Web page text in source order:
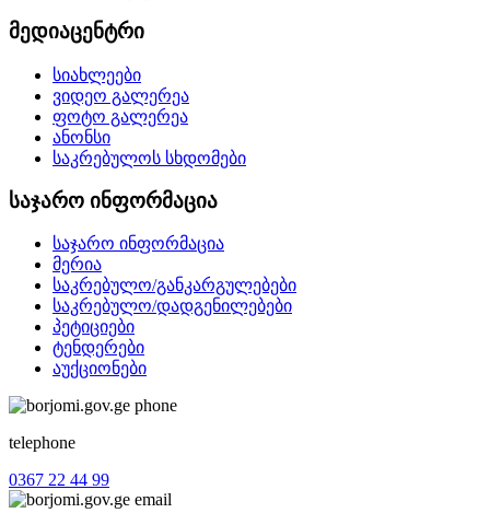
მედიაცენტრი
სიახლეები
ვიდეო გალერეა
ფოტო გალერეა
ანონსი
საკრებულოს სხდომები
საჯარო ინფორმაცია
საჯარო ინფორმაცია
მერია
საკრებულო/განკარგულებები
საკრებულო/დადგენილებები
პეტიციები
ტენდერები
აუქციონები
telephone
0367 22 44 99